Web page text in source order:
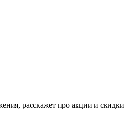
расскажет про акции и скидки